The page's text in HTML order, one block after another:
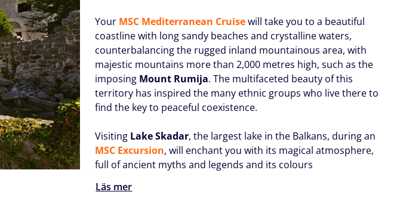
Your MSC Mediterranean Cruisewill take you to a beautiful
coastline with long sandy beaches and crystalline waters,
counterbalancing the rugged inland mountainous area, with
majestic mountains more than 2,000 metres high, such as the
imposing Mount Rumija. The multifaceted beauty of this
territory has inspired the many ethnic groups who live there to
find the key to peaceful coexistence.
Visiting Lake Skadar, the largest lake in the Balkans, during an
MSC Excursion, will enchant you with its magical atmosphere,
full of ancient myths and legends and its colours
Läs mer